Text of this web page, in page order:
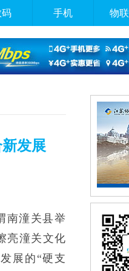
码 手机 物
发展
南潼关县举
亮潼关文化
展的“硬支